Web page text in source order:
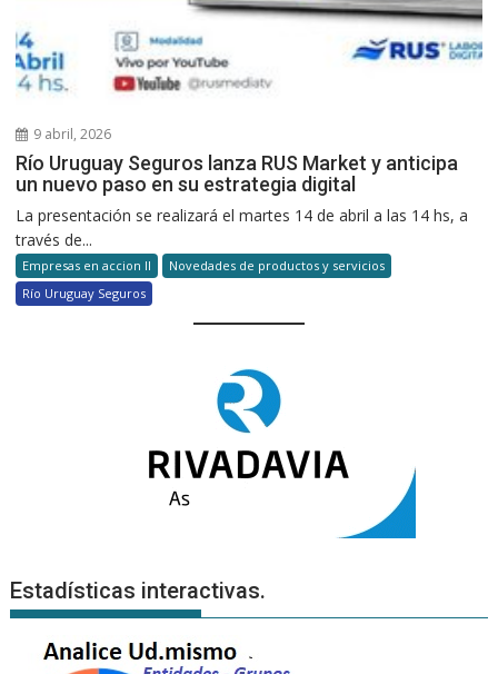
9 abril, 2026
Río Uruguay Seguros lanza RUS Market y anticipa
un nuevo paso en su estrategia digital
La presentación se realizará el martes 14 de abril a las 14 hs, a
través de...
Empresas en accion II
Novedades de productos y servicios
Río Uruguay Seguros
Estadísticas interactivas.